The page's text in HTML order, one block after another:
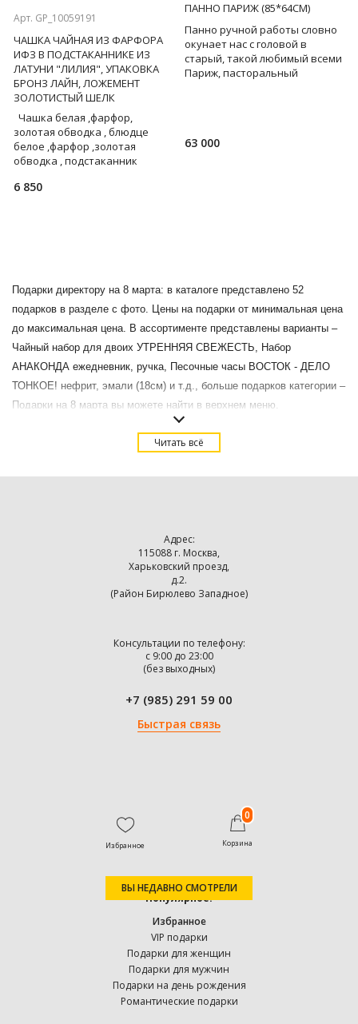
Арт. GP_10059191
ЧАШКА ЧАЙНАЯ ИЗ ФАРФОРА
ИФЗ В ПОДСТАКАННИКЕ ИЗ
ЛАТУНИ "ЛИЛИЯ", УПАКОВКА
БРОНЗ ЛАЙН, ЛОЖЕМЕНТ
ЗОЛОТИСТЫЙ ШЕЛК
Чашка белая ,фарфор,
золотая обводка , блюдце
белое ,фарфор ,золотая
обводка , подстаканник
Лайн, ложемент золотистый
6 850
ПАННО ПАРИЖ (85*64СМ)
Панно ручной работы словно
окунает нас с головой в
старый, такой любимый всеми
Париж, пасторальный
63 000
Подарки директору на 8 марта: в каталоге представлено 52
подарков в разделе с фото. Цены на подарки от минимальная цена
до максимальная цена. В ассортименте представлены варианты –
Чайный набор для двоих УТРЕННЯЯ СВЕЖЕСТЬ, Набор
АНАКОНДА ежедневник, ручка, Песочные часы ВОСТОК - ДЕЛО
ТОНКОЕ! нефрит, эмали (18см) и т.д., больше подарков категории –
Подарки на 8 марта вы можете найти в верхнем меню.
Купить Подарки директору на 8 марта в Москве с доставкой.
Читать всё
Адрес:
115088 г. Москва,
Харьковский проезд,
д.2.
(Район Бирюлево Западное)
Консультации по телефону:
с 9:00 до 23:00
(без выходных)
+7 (985) 291 59 00
Быстрая связь
Популярное:
Избранное
VIP подарки
Подарки для женщин
Подарки для мужчин
Подарки на день рождения
Романтические подарки
Избранное
0
Корзина
ВЫ НЕДАВНО СМОТРЕЛИ